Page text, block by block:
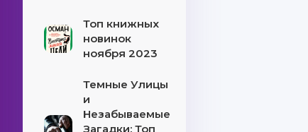
Топ книжных
новинок
ноября 2023
Темные Улицы
и
Незабываемые
Загадки: Топ